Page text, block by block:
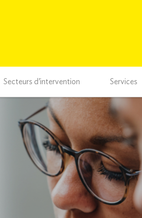
Secteurs d’intervention Services